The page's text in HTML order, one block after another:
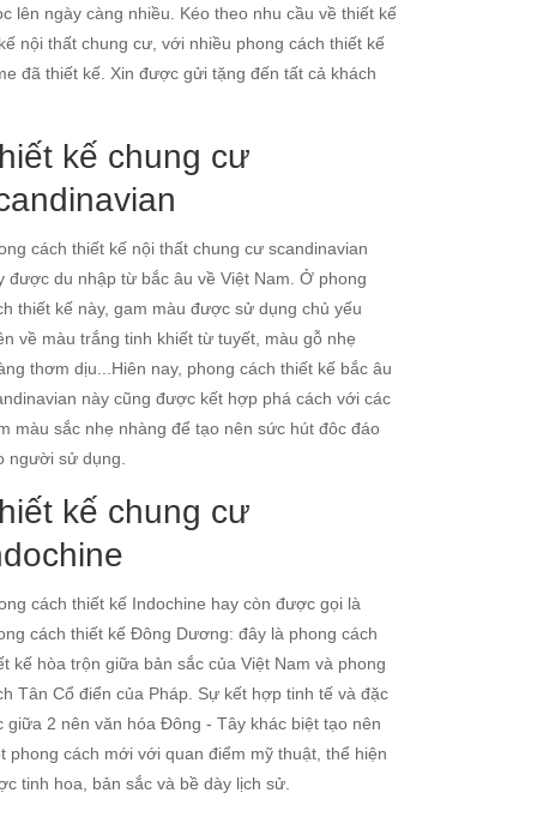
lên ngày càng nhiều. Kéo theo nhu cầu về thiết kế
nội thất chung cư, với nhiều phong cách thiết kế
đã thiết kế. Xin được gửi tặng đến tất cả khách
kế chung cư
cách thiết kế nội thất chung cư scandinavian
được du nhập từ bắc âu về Việt Nam. Ở phong
thiết kế này, gam màu được sử dụng chủ yếu
về màu trắng tinh khiết từ tuyết, màu gỗ nhẹ
thơm dịu...Hiên nay, phong cách thiết kế bắc âu
này cũng được kết hợp phá cách với các
màu sắc nhẹ nhàng để tạo nên sức hút đôc đáo
người sử dụng.
kế chung cư
cách thiết kế Indochine hay còn được gọi là
cách thiết kế Đông Dương: đây là phong cách
kế hòa trộn giữa bản sắc của Việt Nam và phong
Tân Cổ điển của Pháp. Sự kết hợp tinh tế và đặc
giữa 2 nên văn hóa Đông - Tây khác biệt tạo nên
phong cách mới với quan điểm mỹ thuật, thể hiện
tinh hoa, bản sắc và bề dày lịch sử.